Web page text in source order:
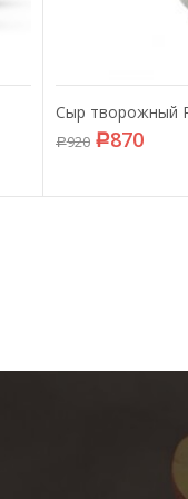
Сыр творожный
Р920 Р870